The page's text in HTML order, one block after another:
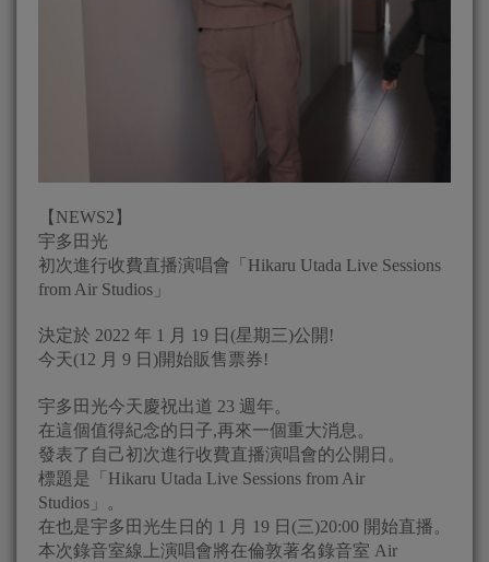
【NEWS2】
宇多田光
初次進行收費直播演唱會「Hikaru Utada Live Sessions
from Air Studios」
決定於 2022 年 1 月 19 日(星期三)公開!
今天(12 月 9 日)開始販售票券!
宇多田光今天慶祝出道 23 週年。
在這個值得紀念的日子,再來一個重大消息。
發表了自己初次進行收費直播演唱會的公開日。
標題是「Hikaru Utada Live Sessions from Air
Studios」。
在也是宇多田光生日的 1 月 19 日(三)20:00 開始直播。
本次錄音室線上演唱會將在倫敦著名錄音室 Air